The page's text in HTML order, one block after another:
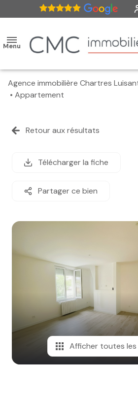
Menu
accueil
vendus
estimation
notre
honoraires
contact
Agence immobilière Chartres
Appartement
Retour aux résultats
Télécharger la fiche
Partager ce bien
Afficher toutes